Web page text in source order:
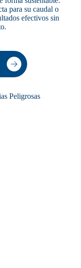
para su caudal o
efectivos sin